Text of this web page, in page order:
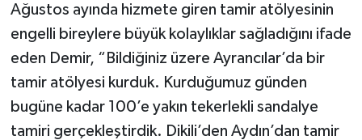
Ağustos ayında hizmete giren tamir atölyesinin
engelli bireylere büyük kolaylıklar sağladığını ifade
eden Demir, “Bildiğiniz üzere Ayrancılar’da bir
tamir atölyesi kurduk. Kurduğumuz günden
bugüne kadar 100’e yakın tekerlekli sandalye
tamiri gerçekleştirdik. Dikili’den Aydın’dan tamir